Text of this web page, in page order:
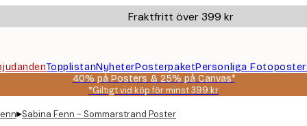
Fraktfritt över 399 kr
TopplistanNyheterPosterpaketPersonliga
40% på Posters & 25% på Canvas*
*Giltigt vid köp för minst 399 kr
▸Sabina Fenn - Sommarstrand Poster